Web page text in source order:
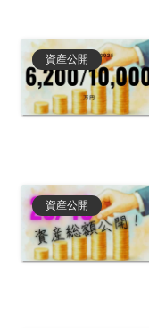
資産公開
資産公開